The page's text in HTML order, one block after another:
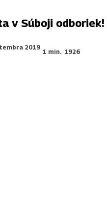
v Súboji odboriek!
2019
1 min. 1926